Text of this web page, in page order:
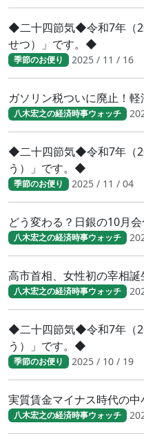
◆二十四節気◆令和7年（
せつ）」です。◆
季節のお便り 2025 / 11 / 16
ガソリン税ついに廃止！
八木宏之の経済時事ウォッチ
◆二十四節気◆令和7年（
う）」です。◆
季節のお便り 2025 / 11 / 04
どう変わる？日銀の10月
八木宏之の経済時事ウォッチ
高市首相、女性初の宰相
八木宏之の経済時事ウォッチ
◆二十四節気◆令和7年（
う）」です。◆
季節のお便り 2025 / 10 / 19
実質賃金マイナス時代の中
八木宏之の経済時事ウォッチ